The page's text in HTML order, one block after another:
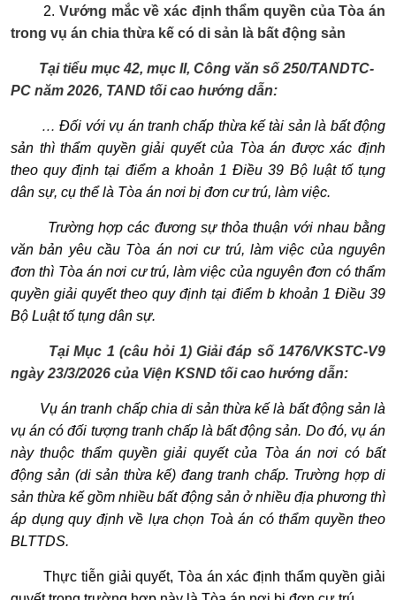
2. Vướng mắc về xác định thẩm quyền của Tòa án
trong vụ án chia thừa kế có di sản là bất động sản
Tại tiểu mục 42, mục II, Công văn số 250/TANDTC-
PC năm 2026, TAND tối cao hướng dẫn:
… Đối với vụ án tranh chấp thừa kế tài sản là bất động
sản thì thẩm quyền giải quyết của Tòa án được xác định
theo quy định tại điểm a khoản 1 Điều 39 Bộ luật tố tụng
dân sự, cụ thể là Tòa án nơi bị đơn cư trú, làm việc.
Trường hợp các đương sự thỏa thuận với nhau bằng
văn bản yêu cầu Tòa án nơi cư trú, làm việc của nguyên
đơn thì Tòa án nơi cư trú, làm việc của nguyên đơn có thẩm
quyền giải quyết theo quy định tại điểm b khoản 1 Điều 39
Bộ Luật tố tụng dân sự.
Tại Mục 1 (câu hỏi 1) Giải đáp số 1476/VKSTC-V9
ngày 23/3/2026 của Viện KSND tối cao hướng dẫn:
Vụ án tranh chấp chia di sản thừa kế là bất động sản là
vụ án có đối tượng tranh chấp là bất động sản. Do đó, vụ án
này thuộc thẩm quyền giải quyết của Tòa án nơi có bất
động sản (di sản thừa kế) đang tranh chấp. Trường hợp di
sản thừa kế gồm nhiều bất động sản ở nhiều địa phương thì
áp dụng quy định về lựa chọn Toà án có thẩm quyền theo
BLTTDS.
Thực tiễn giải quyết, Tòa án xác định thẩm quyền giải